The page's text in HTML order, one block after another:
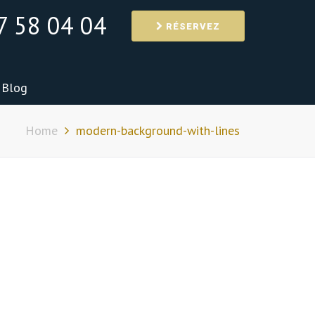
58 04 04 RÉSERVEZ
Blog
Home modern-background-with-lines